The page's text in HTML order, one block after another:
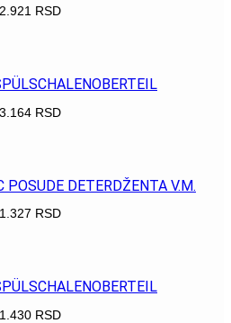
2.921 RSD
3.164 RSD
DETERDŽENTA V.M.
1.327 RSD
1.430 RSD